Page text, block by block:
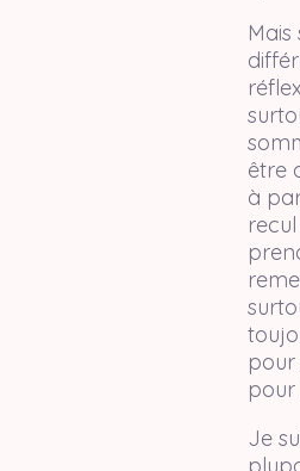
être
à
pour
pour
Je